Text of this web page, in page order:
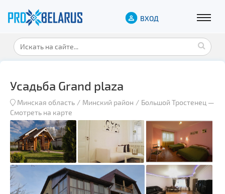
ВХОД
Усадьба Grand plaza
Минская область Минский район Большой Тростенец —
Смотреть на карте